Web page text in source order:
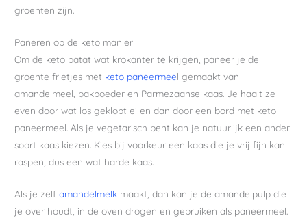
groenten zijn.
Paneren op de keto manier
Om de keto patat wat krokanter te krijgen, paneer je de
groente frietjes met keto paneermeel gemaakt van
amandelmeel, bakpoeder en Parmezaanse kaas. Je haalt ze
even door wat los geklopt ei en dan door een bord met keto
paneermeel. Als je vegetarisch bent kan je natuurlijk een ander
soort kaas kiezen. Kies bij voorkeur een kaas die je vrij fijn kan
raspen, dus een wat harde kaas.
Als je zelfamandelmelk maakt, dan kan je de amandelpulp die
je over houdt, in de oven drogen en gebruiken als paneermeel.